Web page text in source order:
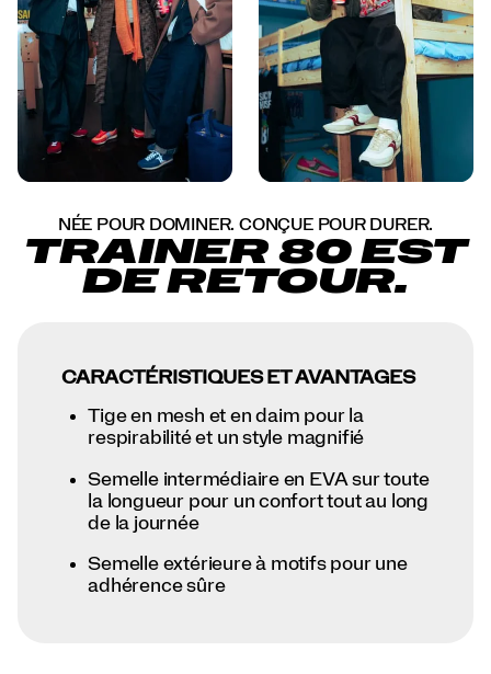
NÉE POUR DOMINER. CONÇUE POUR DURER.
TRAINER 80 EST
DE RETOUR.
CARACTÉRISTIQUES ET AVANTAGES
Tige en mesh et en daim pour la
respirabilité et un style magnifié
Semelle intermédiaire en EVA sur toute
la longueur pour un confort tout au long
de la journée
Semelle extérieure à motifs pour une
adhérence sûre